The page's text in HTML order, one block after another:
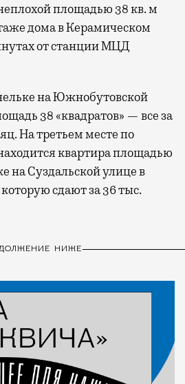
площадью 38 кв. м
дома в Керамическом
от станции МЦД
на Южнобутовской
38 «квадратов» — все за
На третьем месте по
квартира площадью
на Суздальской улице в
сдают за 36 тыс.
НИЖЕ